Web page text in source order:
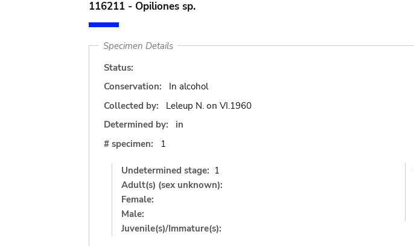
116211 - Opiliones sp.
Specimen Details
Status:
Conservation:
In alcohol
Collected by:
Leleup N. on VI.1960
Determined by:
in
# specimen:
1
Undetermined stage: 1
Adult(s) (sex unknown):
Female:
Male:
Juvenile(s)/Immature(s):